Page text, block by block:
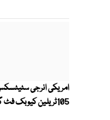
امریکی انرجی
105ٹریلین کیوبک فٹ گیس جبکہ 9 ارب بیرل پٹرول کے ذخائر موجود ہیں۔